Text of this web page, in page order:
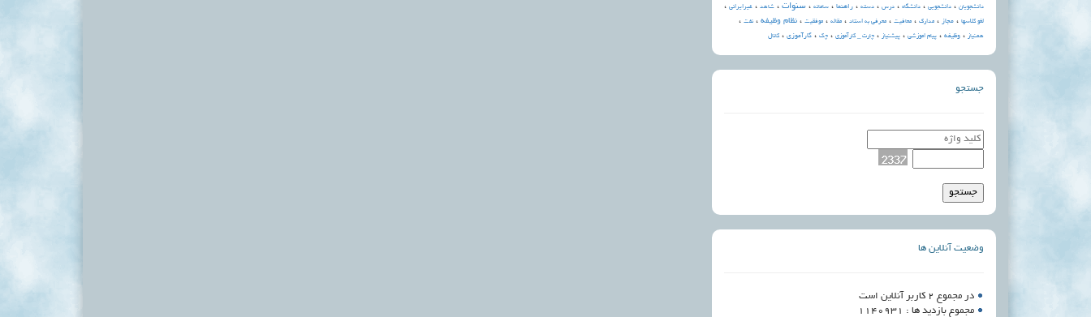
دانشجویان ، دانشجویی ، دانشگاه ، درس ، دسته ، راهنما ، سامانه ، سنوات ، شاهد ، غیرایرانی ،
لغو کلاسها ، مجاز ، مدارک ، معافیت ، معرفی به استاد ، مقاله ، موفقیت ، نظام وظیفه ، نفت ،
همنیاز ، وظیفه ، پیام اموزشی ، پیشنیاز ، چارت _ کارآموزی ، چک ، کارآموزی ، کانال
جستجو
وضعیت آنلاین ها
در مجموع 2 کاربر آنلاین است
مجموع بازدید ها : 1140931